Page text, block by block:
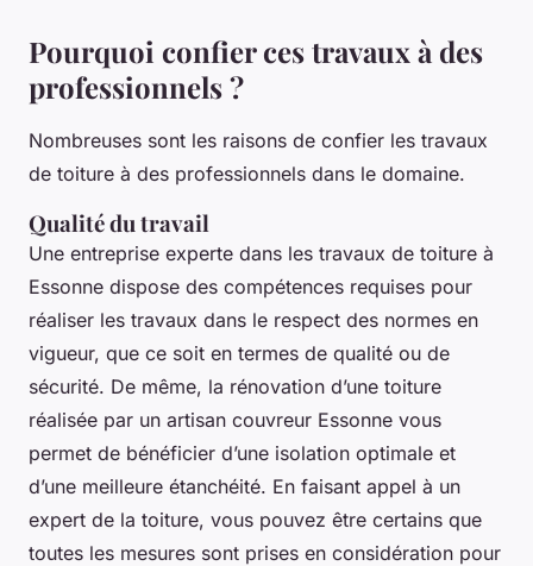
Pourquoi confier ces travaux à des
professionnels ?
Nombreuses sont les raisons de confier les travaux
de toiture à des professionnels dans le domaine.
Qualité du travail
Une entreprise experte dans les travaux de toiture à
Essonne dispose des compétences requises pour
réaliser les travaux dans le respect des normes en
vigueur, que ce soit en termes de qualité ou de
sécurité. De même, la rénovation d’une toiture
réalisée par un artisan couvreur Essonne vous
permet de bénéficier d’une isolation optimale et
d’une meilleure étanchéité. En faisant appel à un
expert de la toiture, vous pouvez être certains que
toutes les mesures sont prises en considération pour